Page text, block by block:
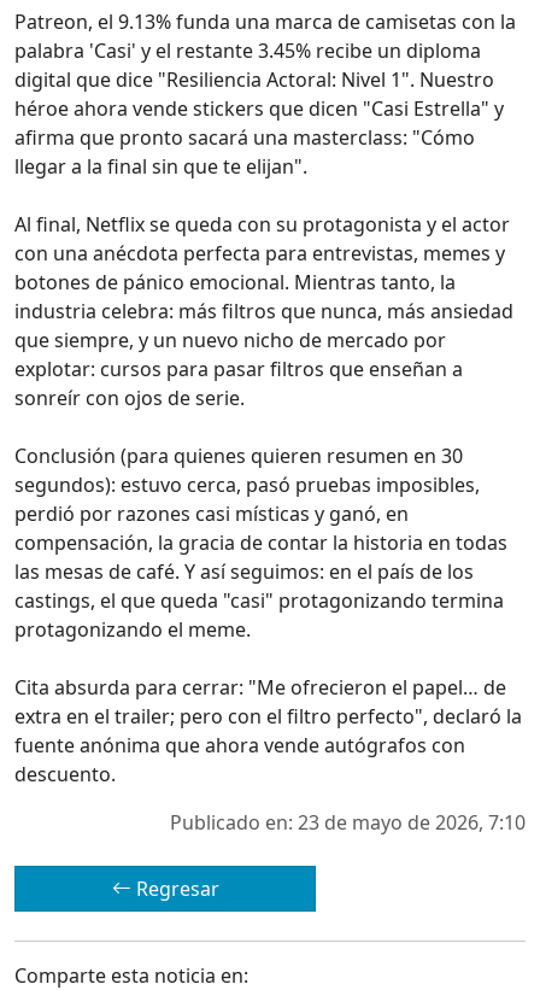
Patreon, el 9.13% funda una marca de camisetas con la
palabra 'Casi' y el restante 3.45% recibe un diploma
digital que dice "Resiliencia Actoral: Nivel 1". Nuestro
héroe ahora vende stickers que dicen "Casi Estrella" y
afirma que pronto sacará una masterclass: "Cómo
llegar a la final sin que te elijan".
Al final, Netflix se queda con su protagonista y el actor
con una anécdota perfecta para entrevistas, memes y
botones de pánico emocional. Mientras tanto, la
industria celebra: más filtros que nunca, más ansiedad
que siempre, y un nuevo nicho de mercado por
explotar: cursos para pasar filtros que enseñan a
sonreír con ojos de serie.
Conclusión (para quienes quieren resumen en 30
segundos): estuvo cerca, pasó pruebas imposibles,
perdió por razones casi místicas y ganó, en
compensación, la gracia de contar la historia en todas
las mesas de café. Y así seguimos: en el país de los
castings, el que queda "casi" protagonizando termina
protagonizando el meme.
Cita absurda para cerrar: "Me ofrecieron el papel… de
extra en el trailer; pero con el filtro perfecto", declaró la
fuente anónima que ahora vende autógrafos con
descuento.
Publicado en: 23 de mayo de 2026, 7:10
Regresar
Comparte esta noticia en: